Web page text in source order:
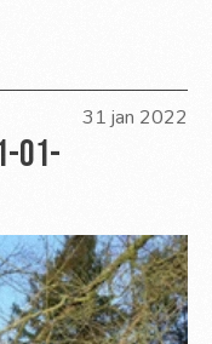
31 jan 2022
01-